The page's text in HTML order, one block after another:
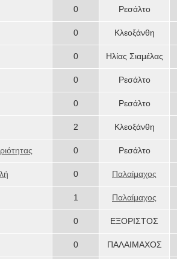
0 Ρεσάλτο
0 Κλεοξάνθη
0 Ηλίας Σιαμέλας
0 Ρεσάλτο
0 Ρεσάλτο
2 Κλεοξάνθη
0 Ρεσάλτο
0 Παλαίμαχος
1 Παλαίμαχος
0 ΕΞΟΡΙΣΤΟΣ
0 ΠΑΛΑΙΜΑΧΟΣ